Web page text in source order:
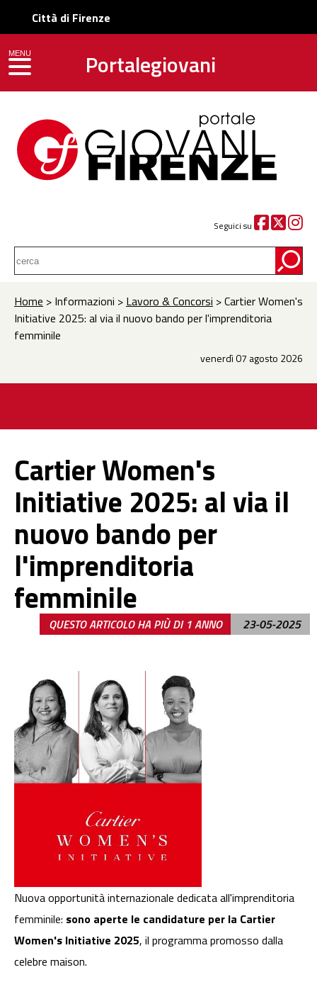
Città di Firenze
Portalegiovani
Seguici su
MENU
toggle navigation
Home > Informazioni > Lavoro & Concorsi > Cartier Women's
Initiative 2025: al via il nuovo bando per l'imprenditoria
femminile
venerdì 07 agosto 2026
Cartier Women's
Initiative 2025: al via il
nuovo bando per
l'imprenditoria
femminile
23-05-2025
QUESTO ARTICOLO HA PIÙ DI 1 ANNO
Nuova opportunità internazionale dedicata all'imprenditoria
femminile: sono aperte le candidature per la Cartier
Women's Initiative 2025, il programma promosso dalla
celebre maison.